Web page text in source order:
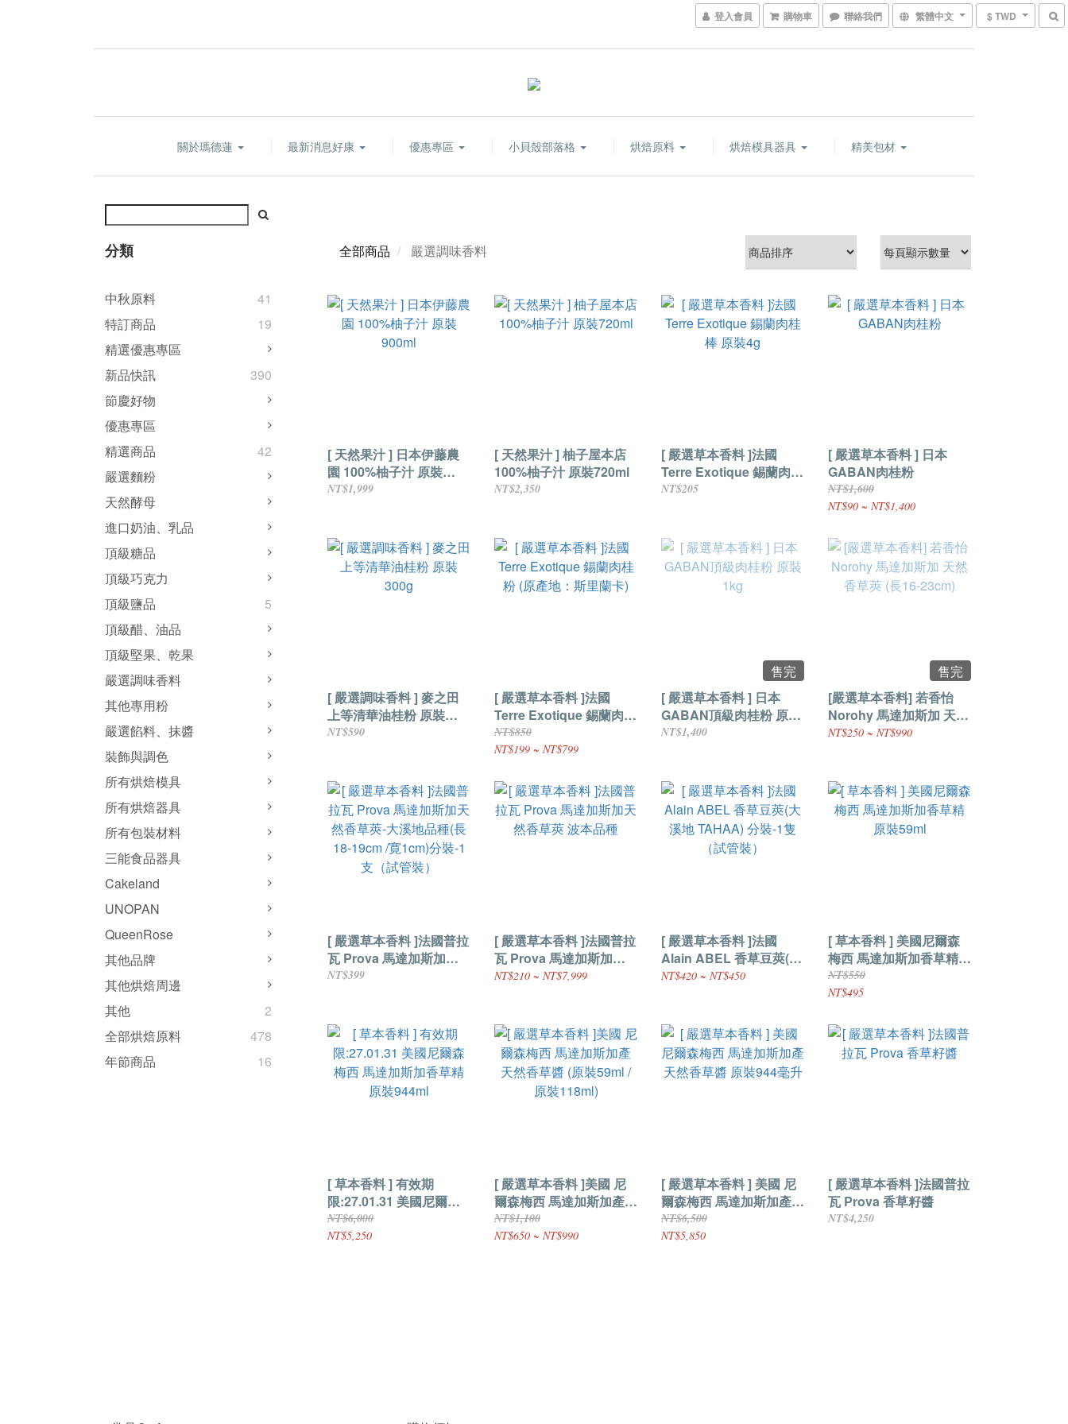
登入會員 購物車 聯絡我們 繁體中文 $ TWD
關於瑪德蓮 最新消息好康 優惠專區 小貝殼部落格 烘焙原料 烘焙模具器具 精美包材
分類
中秋原料
41
特訂商品
19
精選優惠專區
新品快訊
390
節慶好物
優惠專區
精選商品
42
嚴選麵粉
天然酵母
進口奶油、乳品
頂級糖品
頂級巧克力
頂級鹽品
5
頂級醋、油品
頂級堅果、乾果
嚴選調味香料
其他專用粉
嚴選餡料、抹醬
裝飾與調色
所有烘焙模具
所有烘焙器具
所有包裝材料
三能食品器具
Cakeland
UNOPAN
QueenRose
其他品牌
其他烘焙周邊
其他
2
全部烘焙原料
478
年節商品
16
全部商品 嚴選調味香料
[ 天然果汁 ] 日本伊藤農
園 100%柚子汁 原裝
900ml
NT$1,999
[ 天然果汁 ] 柚子屋本店
100%柚子汁 原裝720ml
NT$2,350
[ 嚴選草本香料 ]法國
Terre Exotique 錫蘭肉桂
棒 原裝4g
NT$205
[ 嚴選草本香料 ] 日本
GABAN肉桂粉
NT$1,600
NT$90 ~ NT$1,400
[ 嚴選調味香料 ] 麥之田
上等清華油桂粉 原裝
300g
NT$590
[ 嚴選草本香料 ]法國
Terre Exotique 錫蘭肉桂
粉 (原產地：斯里蘭卡)
NT$850
NT$199 ~ NT$799
售完
[ 嚴選草本香料 ] 日本
GABAN頂級肉桂粉 原裝
1kg
NT$1,400
售完
[嚴選草本香料] 若香怡
Norohy 馬達加斯加 天然
香草莢 (長16-23cm)
NT$250 ~ NT$990
[ 嚴選草本香料 ]法國普拉
瓦 Prova 馬達加斯加天
然香草莢-大溪地品種(長
NT$399
[ 嚴選草本香料 ]法國普拉
瓦 Prova 馬達加斯加天
然香草莢 波本品種
NT$210 ~ NT$7,999
[ 嚴選草本香料 ]法國
Alain ABEL 香草豆莢(大
溪地 TAHAA) 分裝-1隻
NT$420 ~ NT$450
[ 草本香料 ] 美國尼爾森
梅西 馬達加斯加香草精
原裝59ml
NT$550
NT$495
[ 草本香料 ] 有效期
限:27.01.31 美國尼爾森
梅西 馬達加斯加香草精
原裝944ml
NT$6,000
NT$5,250
[ 嚴選草本香料 ]美國 尼
爾森梅西 馬達加斯加產
天然香草醬 (原裝59ml /
原裝118ml)
NT$1,100
NT$650 ~ NT$990
[ 嚴選草本香料 ] 美國 尼
爾森梅西 馬達加斯加產
天然香草醬 原裝944毫升
NT$6,500
NT$5,850
[ 嚴選草本香料 ]法國普拉
瓦 Prova 香草籽醬
NT$4,250